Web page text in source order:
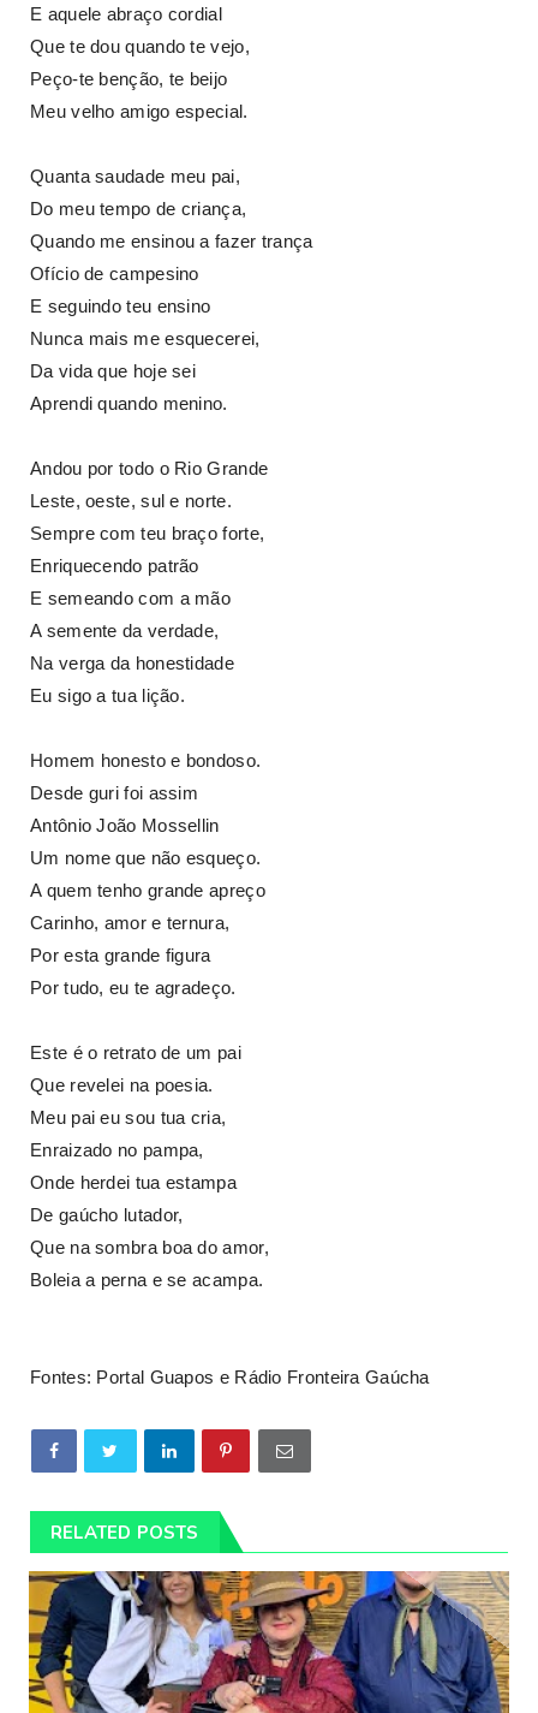
E aquele abraço cordial
Que te dou quando te vejo,
Peço-te benção, te beijo
Meu velho amigo especial.
Quanta saudade meu pai,
Do meu tempo de criança,
Quando me ensinou a fazer trança
Ofício de campesino
E seguindo teu ensino
Nunca mais me esquecerei,
Da vida que hoje sei
Aprendi quando menino.
Andou por todo o Rio Grande
Leste, oeste, sul e norte.
Sempre com teu braço forte,
Enriquecendo patrão
E semeando com a mão
A semente da verdade,
Na verga da honestidade
Eu sigo a tua lição.
Homem honesto e bondoso.
Desde guri foi assim
Antônio João Mossellin
Um nome que não esqueço.
A quem tenho grande apreço
Carinho, amor e ternura,
Por esta grande figura
Por tudo, eu te agradeço.
Este é o retrato de um pai
Que revelei na poesia.
Meu pai eu sou tua cria,
Enraizado no pampa,
Onde herdei tua estampa
De gaúcho lutador,
Que na sombra boa do amor,
Boleia a perna e se acampa.
Fontes: Portal Guapos e Rádio Fronteira Gaúcha
RELATED POSTS